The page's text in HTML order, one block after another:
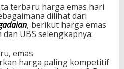
terbaru harga emas hari
dilihat dari
, berikut harga emas
UBS selengkapnya:
emas
harga paling kompetitif